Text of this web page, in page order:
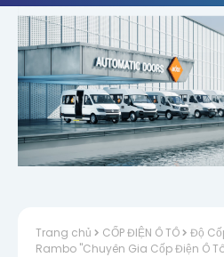
Trang chủ CỐP ĐIỆN Ô TÔ
Độ
Rambo "Chuyên Gia Cốp Điện Ô